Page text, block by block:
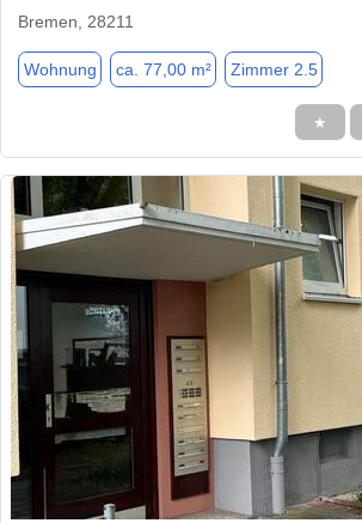
Bremen, 28211
Wohnung ca. 77,00 m² Zimmer 2.5
★